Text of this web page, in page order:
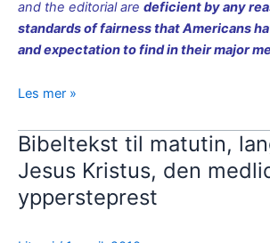
and the editorial are deficient by any
standards of fairness that Americans
and expectation to find in their major
Amerikanske
reagerer
svært
sterkt
på
Les mer »
Bibeltekst til matutin,
Jesus Kristus, den
yppersteprest